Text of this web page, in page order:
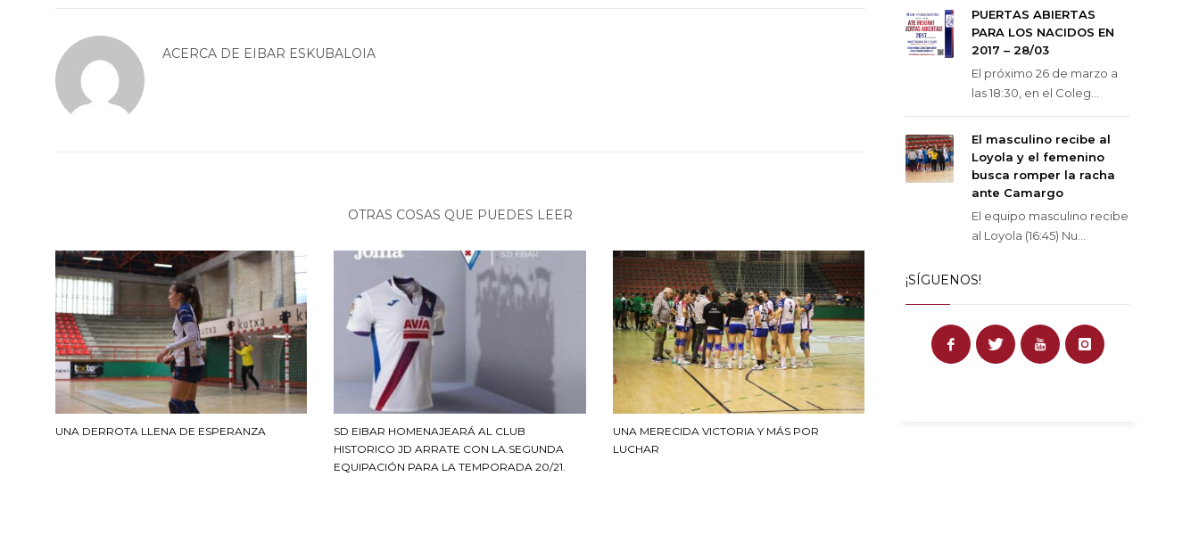
ACERCA DE EIBAR ESKUBALOIA
OTRAS COSAS QUE PUEDES LEER
UNA DERROTA LLENA DE ESPERANZA
SD EIBAR HOMENAJEARÁ AL CLUB
HISTORICO JD ARRATE CON LA.SEGUNDA
EQUIPACIÓN PARA LA TEMPORADA 20/21.
UNA MERECIDA VICTORIA Y MÁS POR
LUCHAR
PUERTAS ABIERTAS
PARA LOS NACIDOS EN
2017 – 28/03
El próximo 26 de marzo a
las 18:30, en el Coleg...
El masculino recibe al
Loyola y el femenino
busca romper la racha
ante Camargo
El equipo masculino recibe
al Loyola (16:45) Nu...
¡SÍGUENOS!